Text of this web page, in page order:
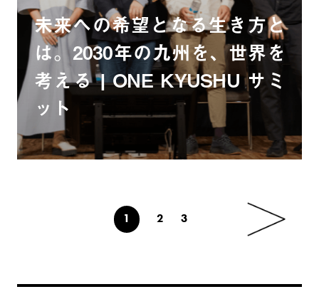
未来への希望となる生き方と
は。2030年の九州を、世界を
考える | ONE KYUSHU サミ
ット
1 2 3